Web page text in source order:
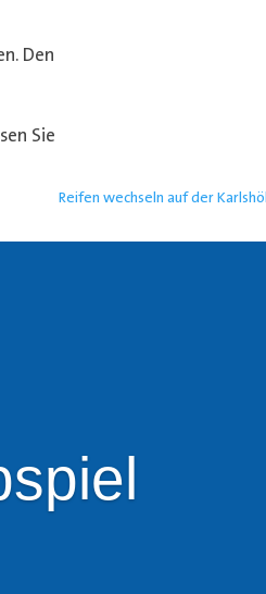
Den
Sie
Reifen wechseln auf der